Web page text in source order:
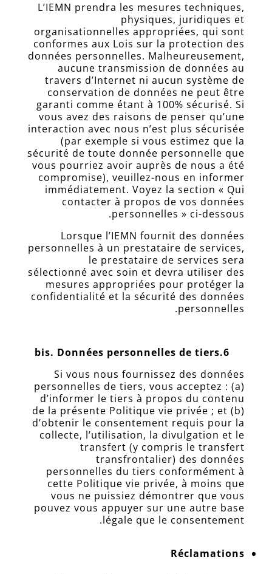
L’IEMN prendra les mesures techniques,
physiques, juridiques et
organisationnelles appropriées, qui sont
conformes aux Lois sur la protection des
données personnelles. Malheureusement,
aucune transmission de données au
travers d’Internet ni aucun système de
conservation de données ne peut être
garanti comme étant à 100% sécurisé. Si
vous avez des raisons de penser qu’une
interaction avec nous n’est plus sécurisée
(par exemple si vous estimez que la
sécurité de toute donnée personnelle que
vous pourriez avoir auprès de nous a été
compromise), veuillez-nous en informer
immédiatement. Voyez la section « Qui
contacter à propos de vos données
personnelles » ci-dessous.
Lorsque l’IEMN fournit des données
personnelles à un prestataire de services,
le prestataire de services sera
sélectionné avec soin et devra utiliser des
mesures appropriées pour protéger la
confidentialité et la sécurité des données
personnelles.
6.bis.
Données personnelles de tiers
Si vous nous fournissez des données
personnelles de tiers, vous acceptez : (a)
d’informer le tiers à propos du contenu
de la présente Politique vie privée ; et (b)
d’obtenir le consentement requis pour la
collecte, l’utilisation, la divulgation et le
transfert (y compris le transfert
transfrontalier) des données
personnelles du tiers conformément à
cette Politique vie privée, à moins que
vous ne puissiez démontrer que vous
pouvez vous appuyer sur une autre base
légale que le consentement.
Réclamations